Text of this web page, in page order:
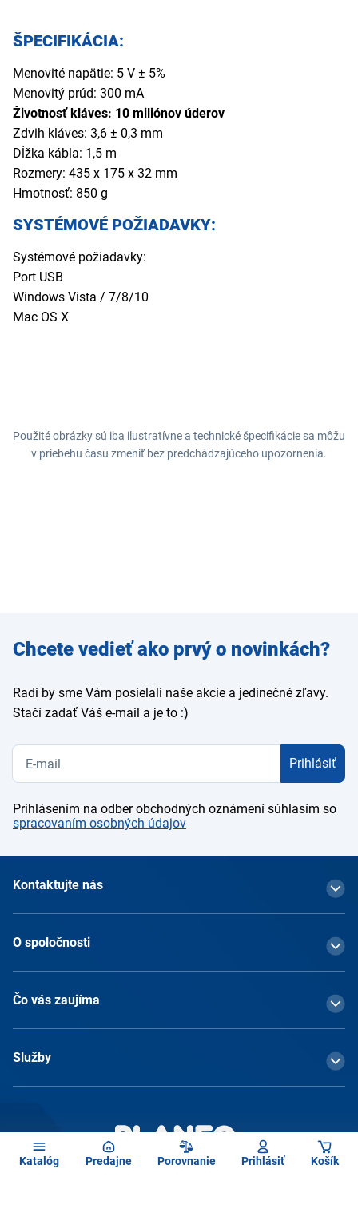
Katalóg Predajne Porovnanie Prihlásiť Košík
ŠPECIFIKÁCIA:
Menovité napätie: 5 V ± 5%
Menovitý prúd: 300 mA
Životnosť kláves: 10 miliónov úderov
Zdvih kláves: 3,6 ± 0,3 mm
Dĺžka kábla: 1,5 m
Rozmery: 435 x 175 x 32 mm
Hmotnosť: 850 g
SYSTÉMOVÉ POŽIADAVKY:
Systémové požiadavky:
Port USB
Windows Vista / 7/8/10
Mac OS X
Použité obrázky sú iba ilustratívne a technické špecifikácie sa môžu
v priebehu času zmeniť bez predchádzajúceho upozornenia.
Zadajte
e-mail
Chcete vedieť ako prvý o novinkách?
Radi by sme Vám posielali naše akcie a jedinečné zľavy.
Stačí zadať Váš e-mail a je to :)
Prihlásiť
Prihlásením na odber obchodných oznámení súhlasím so
spracovaním osobných údajov
Kontaktujte nás
O spoločnosti
Čo vás zaujíma
Služby